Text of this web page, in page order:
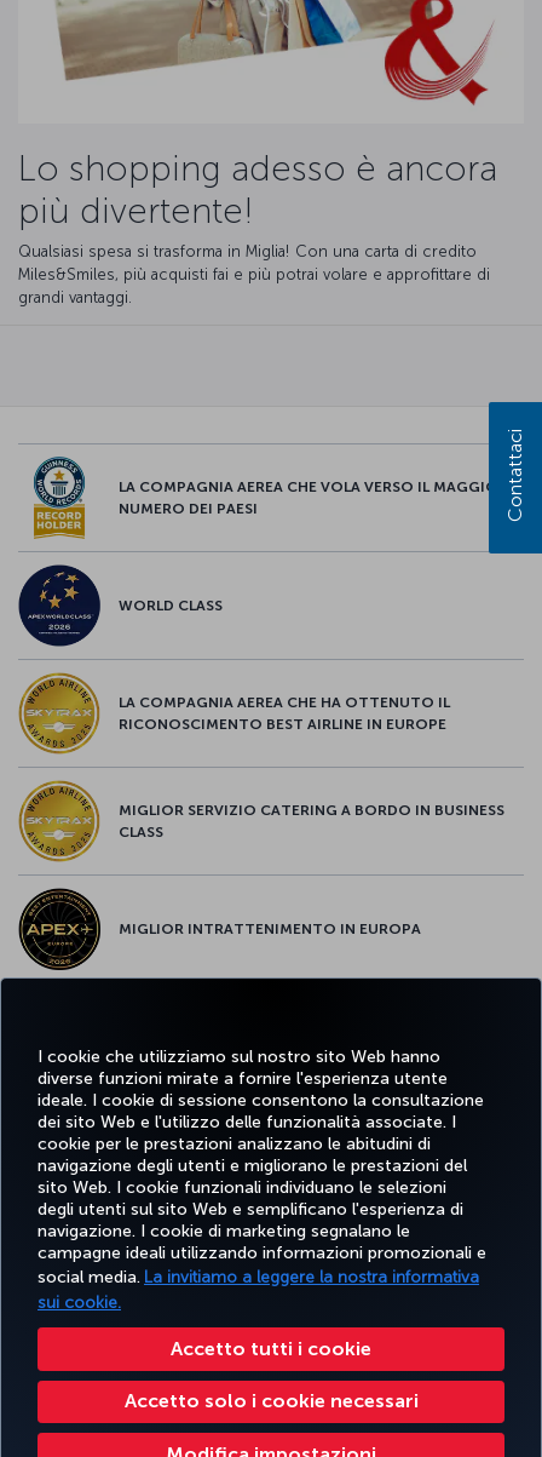
I cookie che utilizziamo sul nostro sito Web hanno
diverse funzioni mirate a fornire l'esperienza utente
ideale. I cookie di sessione consentono la consultazione
dei sito Web e l'utilizzo delle funzionalità associate. I
cookie per le prestazioni analizzano le abitudini di
navigazione degli utenti e migliorano le prestazioni del
sito Web. I cookie funzionali individuano le selezioni
degli utenti sul sito Web e semplificano l'esperienza di
navigazione. I cookie di marketing segnalano le
campagne ideali utilizzando informazioni promozionali e
social media. La invitiamo a leggere la nostra informativa
sui cookie.
Accetto tutti i cookie
Accetto solo i cookie necessari
Lo shopping adesso è ancora
più divertente!
Qualsiasi spesa si trasforma in Miglia! Con una carta di credito
Miles&Smiles, più acquisti fai e più potrai volare e approfittare di
grandi vantaggi.
LA COMPAGNIA AEREA CHE VOLA VERSO IL MAGGIOR
NUMERO DEI PAESI
WORLD CLASS
LA COMPAGNIA AEREA CHE HA OTTENUTO IL
RICONOSCIMENTO BEST AIRLINE IN EUROPE
MIGLIOR SERVIZIO CATERING A BORDO IN BUSINESS
CLASS
MIGLIOR INTRATTENIMENTO IN EUROPA
Facebook
TwitterInstagram
YouTubeLinkedIn
TikTokBlogPinterest
PRENOTARE
E GESTIRE
SCOPRI
OFFERTE E
DESTINAZIONI
AIUTO MILES&SMILES
Modifica le impostazioni dei cookie Servizio assistenza clienti DOT USA
Diritti degli interessati in base alle normative UE
Turkish Airlines Copyright © 1996 - 2026
Contattaci